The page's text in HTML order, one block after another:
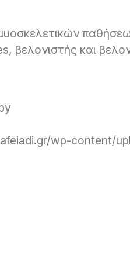
βελονιστής και
wp-content/